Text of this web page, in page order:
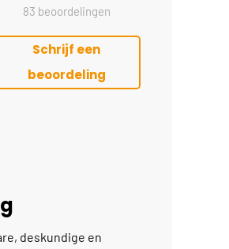
83 beoordelingen
Schrijf een
beoordeling
deskundige en